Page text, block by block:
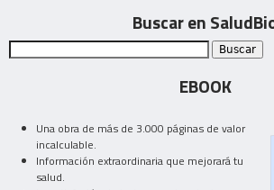
Buscar en
EBOOK
Una obra de más de 3.000 páginas de valor
incalculable.
Información extraordinaria que mejorará tu
salud.